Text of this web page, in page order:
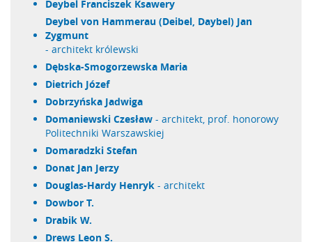
Deybel Franciszek Ksawery
Deybel von Hammerau (Deibel, Daybel) Jan
Zygmunt
- architekt królewski
Dębska-Smogorzewska Maria
Dietrich Józef
Dobrzyńska Jadwiga
Domaniewski Czesław - architekt, prof. honorowy
Politechniki Warszawskiej
Domaradzki Stefan
Donat Jan Jerzy
Douglas-Hardy Henryk - architekt
Dowbor T.
Drabik W.
Drews Leon S.